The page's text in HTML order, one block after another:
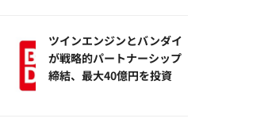
ツインエンジンとバンダイ
が戦略的パートナーシップ
締結、最大40億円を投資